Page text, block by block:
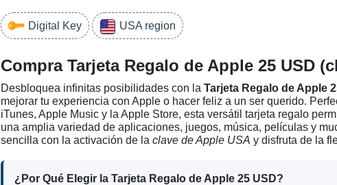
Digital Key USA region
Compra Tarjeta Regalo de Apple 25 USD
Desbloquea infinitas posibilidades con la Tarjeta Regalo de Apple
mejorar tu experiencia con Apple o hacer feliz a un ser querido.
iTunes, Apple Music y la Apple Store, esta versátil tarjeta regalo
una amplia variedad de aplicaciones, juegos, música, películas y
sencilla con la activación de la clave de Apple USA y disfruta de la
¿Por Qué Elegir la Tarjeta Regalo de Apple 25 USD?